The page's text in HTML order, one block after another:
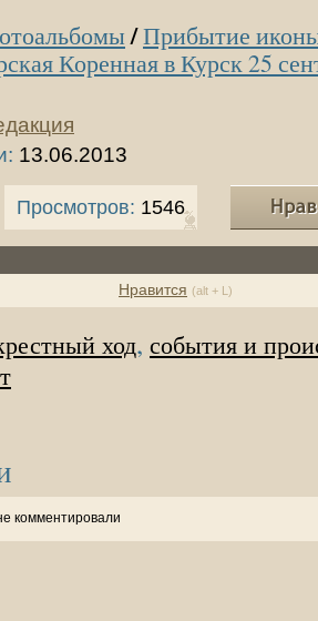
/Прибытие
Коренная в Курск 25
13.06.2013
Просмотров: 1546
Нравится (alt + L)
ход, события и
комментировали